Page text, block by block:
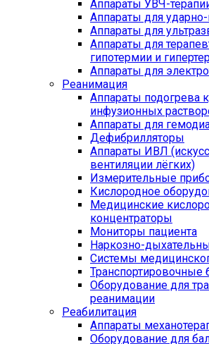
Аппараты УВЧ-
Аппараты для
Аппараты для
Аппараты для
гипотермии и
Аппараты для
Реанимация
Аппараты подогрева
инфузионных
Аппараты для
Дефибрилляторы
Аппараты ИВЛ
вентиляции лёгких)
Измерительные
Кислородное
Медицинские
концентраторы
Мониторы пациента
Наркозно-
Системы
Транспортировочные
Оборудование для
реанимации
Реабилитация
Аппараты
Оборудование для